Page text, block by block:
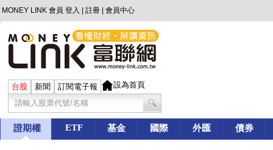
MONEY LINK 會員 登入 註冊 會員中心
台股 新聞 訂閱電子報 設為首頁
證期權 ETF 基金 國際 外匯 債券